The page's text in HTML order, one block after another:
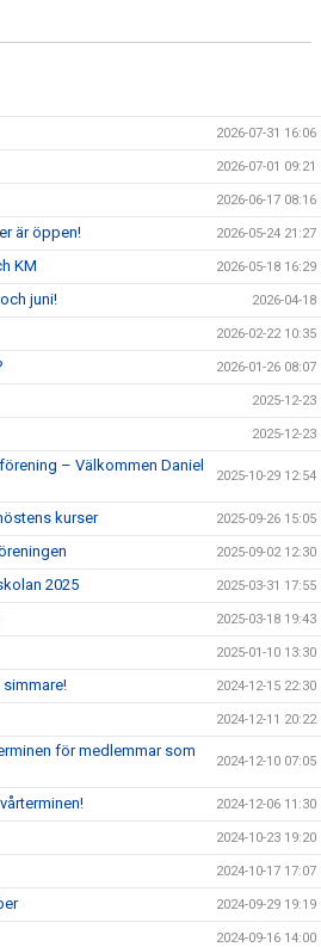
2026-07-31 16:06
2026-07-01 09:21
2026-06-17 08:16
är öppen! 2026-05-24 21:27
KM 2026-05-18 16:29
juni! 2026-04-18
2026-02-22 10:35
2026-01-26 08:07
2025-12-23
2025-12-23
– Välkommen Daniel
2025-10-29 12:54
kurser 2025-09-26 15:05
2025-09-02 12:30
2025 2025-03-31 17:55
2025-03-18 19:43
2025-01-10 13:30
2024-12-15 22:30
2024-12-11 20:22
för medlemmar som
2024-12-10 07:05
2024-12-06 11:30
2024-10-23 19:20
2024-10-17 17:07
2024-09-29 19:19
2024-09-16 14:00